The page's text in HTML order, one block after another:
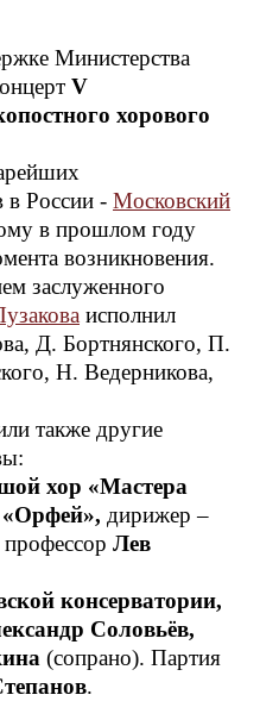
Министерства
V
хорового
в России - Московский
в прошлом году
возникновения.
заслуженного
исполнил
Д. Бортнянского, П.
Н. Ведерникова,
также другие
хор «Мастера
«Орфей», дирижер –
Лев
консерватории,
Соловьёв,
(сопрано). Партия
.